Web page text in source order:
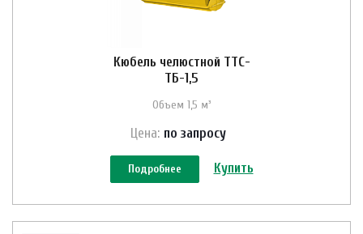
Кюбель челюстной ТТС-
ТБ-1,5
Объем 1,5 м³
Цена: по запросу
Подробнее Купить